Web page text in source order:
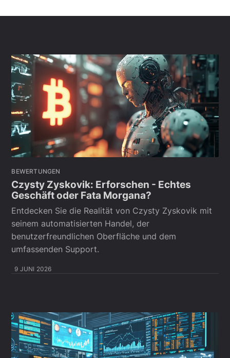
BEWERTUNGEN
Czysty Zyskovik: Erforschen - Echtes
Geschäft oder Fata Morgana?
Entdecken Sie die Realität von Czysty Zyskovik mit
seinem automatisierten Handel, der
benutzerfreundlichen Oberfläche und dem
umfassenden Support.
9 JUNI 2026